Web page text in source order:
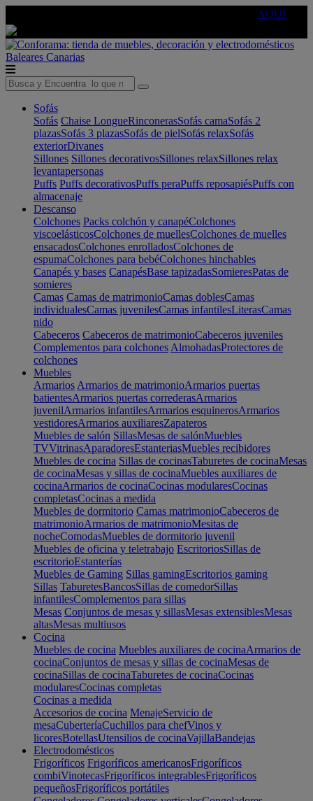
AQUÍ
Baleares Canarias
Sofás
Sofás Chaise LongueRinconerasSofás camaSofás 2
plazasSofás 3 plazasSofás de pielSofás relaxSofás
exteriorDivanes
Sillones Sillones decorativosSillones relaxSillones relax
levantapersonas
Puffs Puffs decorativosPuffs peraPuffs reposapiésPuffs con
almacenaje
Descanso
Colchones Packs colchón y canapéColchones
viscoelásticosColchones de muellesColchones de muelles
ensacadosColchones enrolladosColchones de
espumaColchones para bebéColchones hinchables
Canapés y bases CanapésBase tapizadasSomieresPatas de
somieres
Camas Camas de matrimonioCamas doblesCamas
individualesCamas juvenilesCamas infantilesLiterasCamas
nido
Cabeceros Cabeceros de matrimonioCabeceros juveniles
Complementos para colchones AlmohadasProtectores de
colchones
Muebles
Armarios Armarios de matrimonioArmarios puertas
batientesArmarios puertas correderasArmarios
juvenilArmarios infantilesArmarios esquinerosArmarios
vestidoresArmarios auxiliaresZapateros
Muebles de salón SillasMesas de salónMuebles
TVVitrinasAparadoresEstanteriasMuebles recibidores
Muebles de cocina Sillas de cocinasTaburetes de cocinaMesas
de cocinaMesas y sillas de cocinaMuebles auxiliares de
cocinaArmarios de cocinaCocinas modularesCocinas
completasCocinas a medida
Muebles de dormitorio Camas matrimonioCabeceros de
matrimonioArmarios de matrimonioMesitas de
nocheComodasMuebles de dormitorio juvenil
Muebles de oficina y teletrabajo EscritoriosSillas de
escritorioEstanterías
Muebles de Gaming Sillas gamingEscritorios gaming
Sillas TaburetesBancosSillas de comedorSillas
infantilesComplementos para sillas
Mesas Conjuntos de mesas y sillasMesas extensiblesMesas
altasMesas multiusos
Cocina
Muebles de cocina Muebles auxiliares de cocinaArmarios de
cocinaConjuntos de mesas y sillas de cocinaMesas de
cocinaSillas de cocinaTaburetes de cocinaCocinas
modularesCocinas completas
Cocinas a medida
Accesorios de cocina MenajeServicio de
mesaCuberteríaCuchillos para chefVinos y
licoresBotellasUtensilios de cocinaVajillaBandejas
Electrodomésticos
Frigoríficos Frigoríficos americanosFrigoríficos
combiVinotecasFrigoríficos integrablesFrigoríficos
pequeñosFrigoríficos portátiles